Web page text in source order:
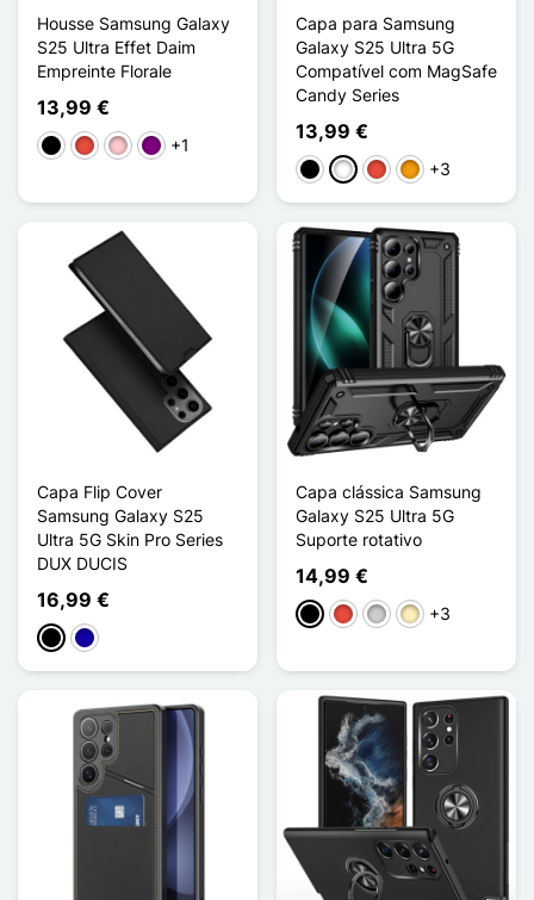
Housse Samsung Galaxy
S25 Ultra Effet Daim
Empreinte Florale
13,99 €
PretoVermelho
RosaPúrpura
+1
Capa para Samsung
Galaxy S25 Ultra 5G
Compatível com MagSafe
Candy Series
13,99 €
PretoBrancoVermelho
Laranja
+3
Capa Flip Cover
Samsung Galaxy S25
Ultra 5G Skin Pro Series
DUX DUCIS
16,99 €
PretoAzul Escuro
Capa clássica Samsung
Galaxy S25 Ultra 5G
Suporte rotativo
14,99 €
PretoVermelho
PrataOuro+3